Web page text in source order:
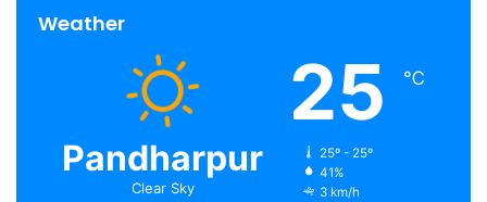
Weather
Pandharpur
Clear Sky
25 ℃
25º - 25º
41%
3 km/h